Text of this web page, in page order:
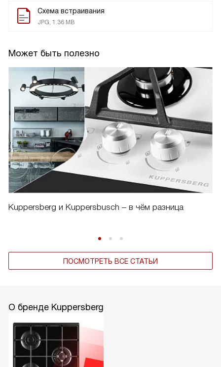
Схема встраивания
JPG, 1.36 MB
Может быть полезно
Kuppersberg и Kuppersbusch – в чём разница
ПОСМОТРЕТЬ ВСЕ СТАТЬИ
О бренде Kuppersberg